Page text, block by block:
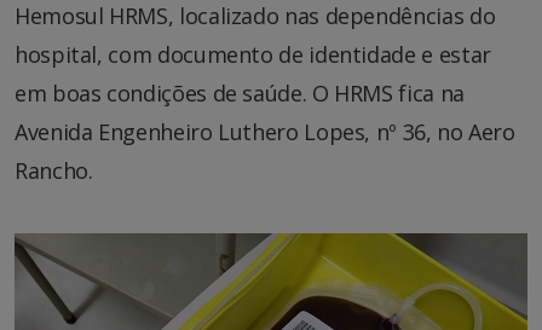
Hemosul HRMS, localizado nas dependências do
hospital, com documento de identidade e estar
em boas condições de saúde. O HRMS fica na
Avenida Engenheiro Luthero Lopes, nº 36, no Aero
Rancho.